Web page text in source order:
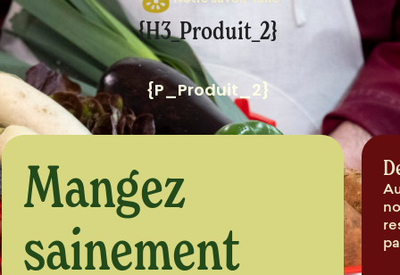
{H3_Produit_2}
{P_Produit_2}
Mangez
sainement